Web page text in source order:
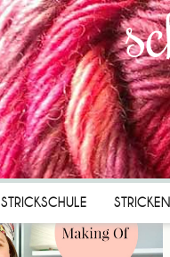
STRICKSCHULE STRICKEN